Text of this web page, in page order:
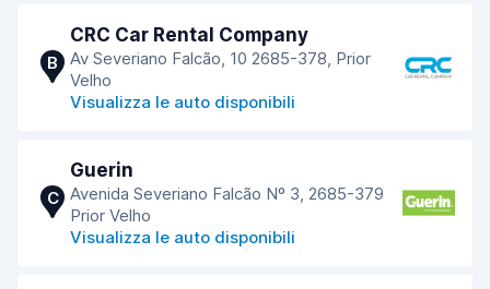
B
CRC Car Rental Company
Av Severiano Falcão, 10 2685-378, Prior
Velho
Visualizza le auto disponibili
C
Guerin
Avenida Severiano Falcão Nº 3, 2685-379
Prior Velho
Visualizza le auto disponibili